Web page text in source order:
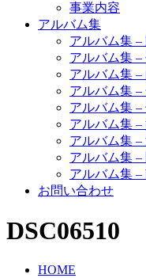
事業内容
アルバム集
アルバム集 –
アルバム集 –
アルバム集 –
アルバム集 –
アルバム集 –
アルバム集 –
アルバム集 –
アルバム集 –
アルバム集 –
お問い合わせ
DSC06510
HOME